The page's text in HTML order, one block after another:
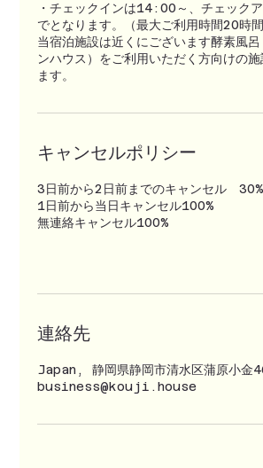
・チェックインは14:00～、チェック
でとなります。（最大ご利用時間20時間
当宿泊施設は近くにございます酵素風
ンハウス）をご利用いただく方向けの
ます。
キャンセルポリシー
3日前から2日前までのキャンセル 30%
1日前から当日キャンセル100%
無連絡キャンセル100%
連絡先
Japan, 静岡県静岡市清水区蒲原小金
business@kouji.house